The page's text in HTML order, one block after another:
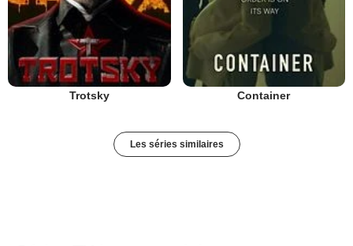
Trotsky Container
Les séries similaires